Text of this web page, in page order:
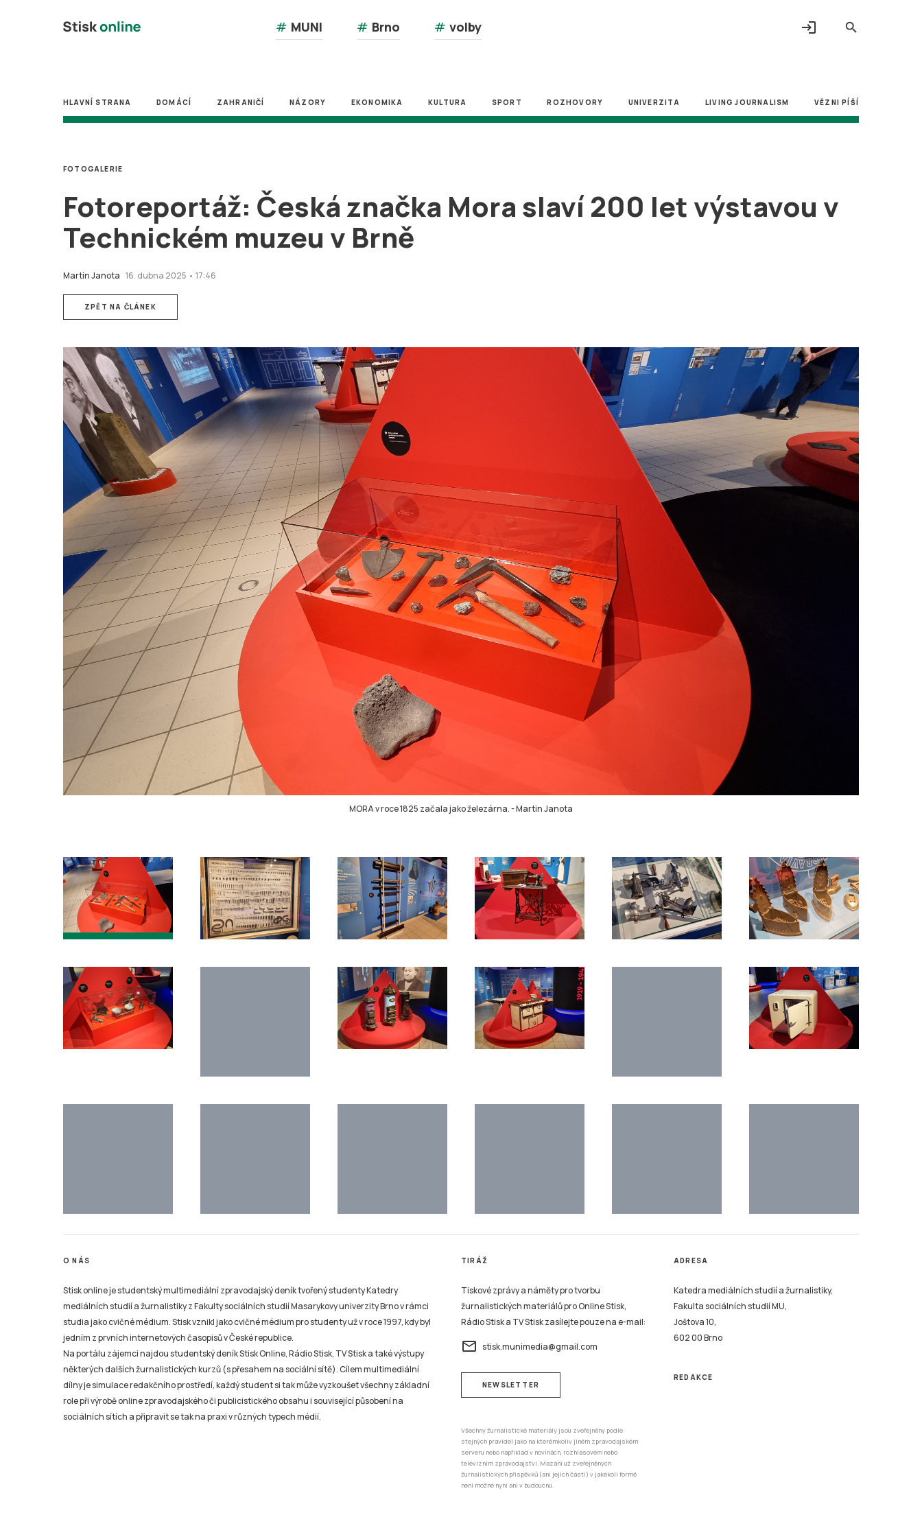
search
# MUNI # Brno # volby login
HLAVNÍ STRANA DOMÁCÍ ZAHRANIČÍ NÁZORY EKONOMIKA KULTURA SPORT ROZHOVORY UNIVERZITA LIVING JOURNALISM VĚZNI PÍŠÍ
Fotoreportáž: Česká značka Mora slaví 200 let výstavou v
Technickém muzeu v Brně
Martin Janota 16. dubna 2025 • 17:46
FOTOGALERIE
ZPĚT NA ČLÁNEK
MORA v roce 1825 začala jako železárna.-Martin Janota
O NÁS
Stisk online je studentský multimediální zpravodajský deník tvořený studenty Katedry
mediálních studií a žurnalistiky z Fakulty sociálních studií Masarykovy univerzity Brno v rámci
studia jako cvičné médium. Stisk vznikl jako cvičné médium pro studenty už v roce 1997, kdy byl
jedním z prvních internetových časopisů v České republice.
Na portálu zájemci najdou studentský deník Stisk Online, Rádio Stisk, TV Stisk a také výstupy
některých dalších žurnalistických kurzů (s přesahem na sociální sítě). Cílem multimediální
dílny je simulace redakčního prostředí, každý student si tak může vyzkoušet všechny základní
role při výrobě online zpravodajského či publicistického obsahu i související působení na
sociálních sítích a připravit se tak na praxi v různých typech médií.
TIRÁŽ
Tiskové zprávy a náměty pro tvorbu
žurnalistických materiálů pro Online Stisk,
Rádio Stisk a TV Stisk zasílejte pouze na e-mail:
email stisk.munimedia@gmail.com
NEWSLETTER
Všechny žurnalistické materiály jsou zveřejněny podle
stejných pravidel jako na kterémkoliv jiném zpravodajském
serveru nebo například v novinách, rozhlasovém nebo
televizním zpravodajství. Mazání už zveřejněných
žurnalistických příspěvků (ani jejich částí) v jakékoli formě
není možné nyní ani v budoucnu.
ADRESA
Katedra mediálních studií a žurnalistiky,
Fakulta sociálních studií MU,
Joštova 10,
602 00 Brno
REDAKCE